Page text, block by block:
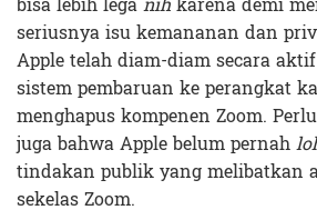
seriusnya isu kemananan dan
Apple telah diam-diam secara
sistem pembaruan ke perangkat
menghapus kompenen Zoom.
juga bahwa Apple belum pernah
tindakan publik yang melibatkan
sekelas Zoom.